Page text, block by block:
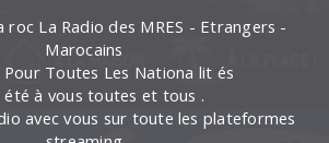
roc La Radio des MRES - Etrangers -
Marocains
Pour Toutes Les Nationa lit és
été à vous toutes et tous .
avec vous sur toute les plateformes